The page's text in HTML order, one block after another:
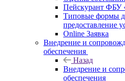
Пейскурант
Типовые формы
предоставление
Online Заявка
Внедрение и
обеспечения
Назад
Внедрение и
обеспечения